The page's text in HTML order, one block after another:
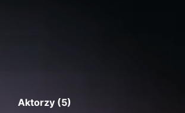
Aktorzy (5)